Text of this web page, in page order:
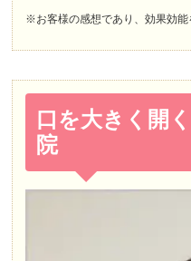
※お客様の感想であり、効果効能
口を大きく開
院